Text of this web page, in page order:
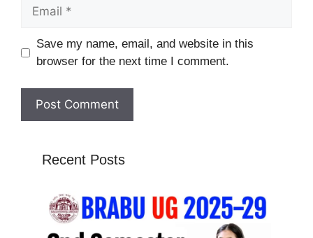
Email
Website
Save my name, email, and website in this
browser for the next time I comment.
Recent Posts